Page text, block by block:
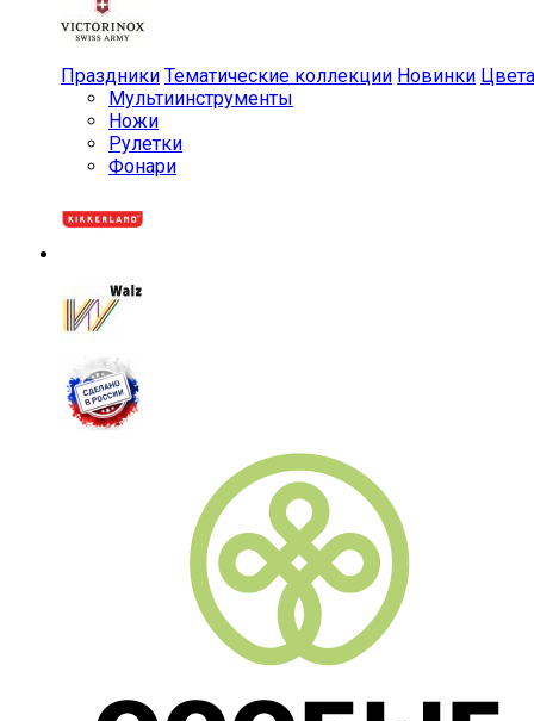
Праздники Тематические коллекции Новинки Цвета
Мульти­инструменты
Ножи
Рулетки
Фонари